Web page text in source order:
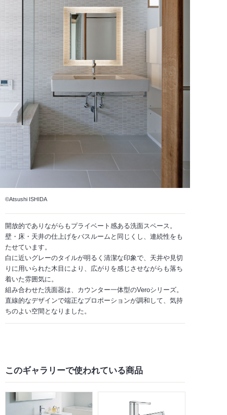
©Atsushi ISHIDA
開放的でありながらもプライベート感ある洗面スペース。
壁・床・天井の仕上げをバスルームと同じくし、連続性をも
たせています。
白に近いグレーのタイルが明るく清潔な印象で、天井や見切
りに用いられた木目により、広がりを感じさせながらも落ち
着いた雰囲気に。
組み合わせた洗面器は、カウンター一体型のVeroシリーズ。
直線的なデザインで端正なプロポーションが調和して、気持
ちのよい空間となりました。
このギャラリーで使われている商品